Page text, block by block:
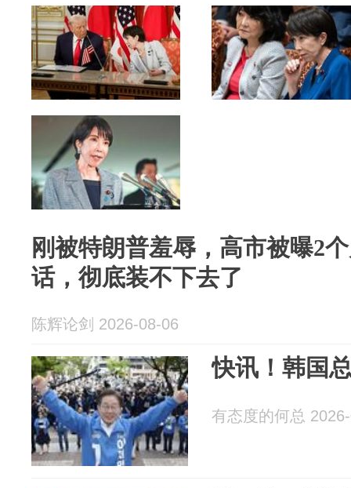
刚被特朗普羞辱，高市被曝2
话，彻底装不下去了
陈辉论剑 2026-08-06
快讯！韩国
有态度的何总